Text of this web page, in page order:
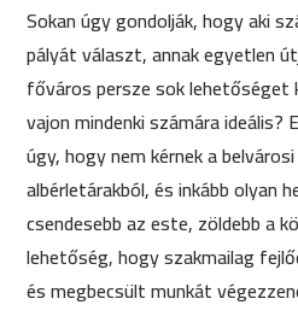
Sokan úgy gondolják, hogy aki
pályát választ, annak egyetlen
főváros persze sok
vajon mindenki számára
úgy, hogy nem kérnek a
albérletárakból, és inkább olyan
csendesebb az este, zöldebb a
lehetőség, hogy szakmailag
és megbecsült munkát